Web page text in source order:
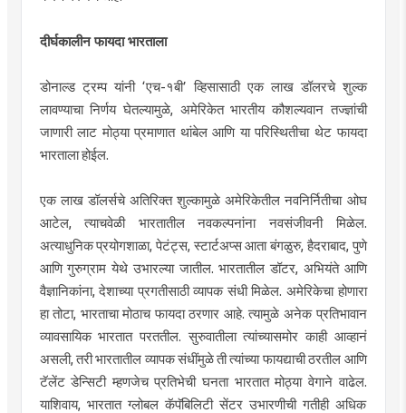
दीर्घकालीन फायदा भारताला
डोनाल्ड ट्रम्प यांनी ‘एच-१बी’ व्हिसासाठी एक लाख डॉलरचे शुल्क
लावण्याचा निर्णय घेतल्यामुळे, अमेरिकेत भारतीय कौशल्यवान तज्ज्ञांची
जाणारी लाट मोठ्या प्रमाणात थांबेल आणि या परिस्थितीचा थेट फायदा
भारताला होईल.
एक लाख डॉलर्सचे अतिरिक्त शुल्कामुळे अमेरिकेतील नवनिर्नितीचा ओघ
आटेल, त्याचवेळी भारतातील नवकल्पनांना नवसंजीवनी मिळेल.
अत्याधुनिक प्रयोगशाळा, पेटंट्स, स्टार्टअप्स आता बंगळुरु, हैदराबाद, पुणे
आणि गुरुग्राम येथे उभारल्या जातील. भारतातील डॉटर, अभियंते आणि
वैज्ञानिकांना, देशाच्या प्रगतीसाठी व्यापक संधी मिळेल. अमेरिकेचा होणारा
हा तोटा, भारताचा मोठाच फायदा ठरणार आहे. त्यामुळे अनेक प्रतिभावान
व्यावसायिक भारतात परततील. सुरुवातीला त्यांच्यासमोर काही आव्हानं
असली, तरी भारतातील व्यापक संधींमुळे ती त्यांच्या फायद्याची ठरतील आणि
टॅलेंट डेन्सिटी म्हणजेच प्रतिभेची घनता भारतात मोठ्या वेगाने वाढेल.
याशिवाय, भारतात ग्लोबल कॅपॅबिलिटी सेंटर उभारणीची गतीही अधिक